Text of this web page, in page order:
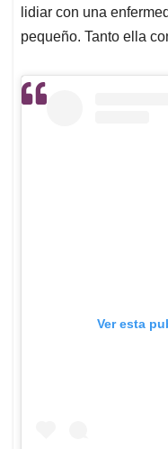
lidiar con una
pequeño. Tanto ella
Ver esta